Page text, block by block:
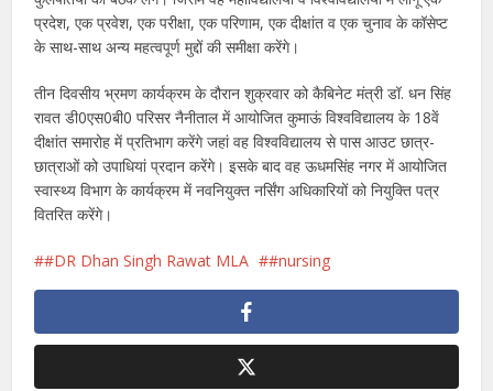
प्रदेश, एक प्रवेश, एक परीक्षा, एक परिणाम, एक दीक्षांत व एक चुनाव के कॉसेप्ट
के साथ-साथ अन्य महत्वपूर्ण मुद्दों की समीक्षा करेंगे।
तीन दिवसीय भ्रमण कार्यक्रम के दौरान शुक्रवार को कैबिनेट मंत्री डॉ. धन सिंह
रावत डी0एस0बी0 परिसर नैनीताल में आयोजित कुमाऊं विश्वविद्यालय के 18वें
दीक्षांत समारोह में प्रतिभाग करेंगे जहां वह विश्वविद्यालय से पास आउट छात्र-
छात्राओं को उपाधियां प्रदान करेंगे। इसके बाद वह ऊधमसिंह नगर में आयोजित
स्वास्थ्य विभाग के कार्यक्रम में नवनियुक्त नर्सिंग अधिकारियों को नियुक्ति पत्र
वितरित करेंगे।
#DR Dhan Singh Rawat MLA #nursing